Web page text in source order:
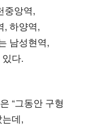
중앙역,
, 하양역,
남성현역,
다.
“그동안 구형
데,